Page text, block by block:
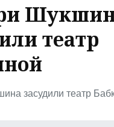
театр
засудили театр